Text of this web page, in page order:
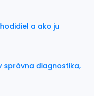
a ako ju
správna diagnostika,